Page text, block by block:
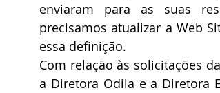
enviaram para as suas
precisamos atualizar a Web
essa definição.
Com relação às solicitações
a Diretora Odila e a Diretora